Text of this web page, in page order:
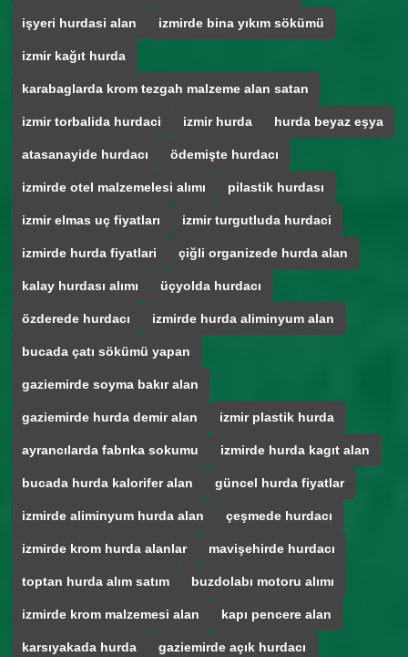
işyeri hurdasi alan izmirde bina yıkım sökümü
izmir kağıt hurda
karabaglarda krom tezgah malzeme alan satan
izmir torbalida hurdaci izmir hurda hurda beyaz eşya
atasanayide hurdacı ödemişte hurdacı
izmirde otel malzemelesi alımı pilastik hurdası
izmir elmas uç fiyatları izmir turgutluda hurdaci
izmirde hurda fiyatlari çiğli organizede hurda alan
kalay hurdası alımı üçyolda hurdacı
özderede hurdacı izmirde hurda aliminyum alan
bucada çatı sökümü yapan
gaziemirde soyma bakır alan
gaziemirde hurda demir alan izmir plastik hurda
ayrancılarda fabrıka sokumu izmirde hurda kagıt alan
bucada hurda kalorifer alan güncel hurda fiyatlar
izmirde aliminyum hurda alan çeşmede hurdacı
izmirde krom hurda alanlar mavişehirde hurdacı
toptan hurda alım satım buzdolabı motoru alımı
izmirde krom malzemesi alan kapı pencere alan
karsıyakada hurda gaziemirde açık hurdacı